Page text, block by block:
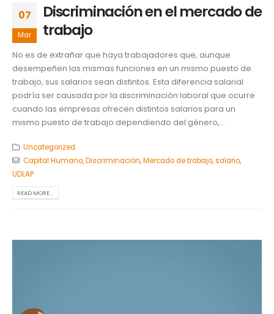
07
Mar
Discriminación en el mercado de
trabajo
No es de extrañar que haya trabajadores que, aunque
desempeñen las mismas funciones en un mismo puesto de
trabajo, sus salarios sean distintos. Esta diferencia salarial
podría ser causada por la discriminación laboral que ocurre
cuando las empresas ofrecen distintos salarios para un
mismo puesto de trabajo dependiendo del género,...
Uncategorized
Capital Humano,Discriminación,Mercado de trabajo,salario,
UDLAP
READ MORE...